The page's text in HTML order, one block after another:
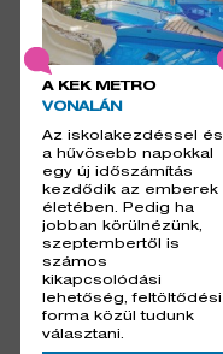
A KÉK METRÓ
VONALÁN
Az iskolakezdéssel és
a hűvösebb napokkal
egy új időszámítás
kezdődik az emberek
életében. Pedig ha
jobban körülnézünk,
szeptembertől is
számos
kikapcsolódási
lehetőség, feltöltődési
forma közül tudunk
választani.